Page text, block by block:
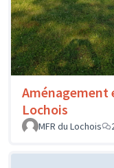
Aménagement
Lochois
MFR du Lochois